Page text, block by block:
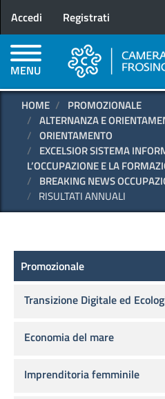
Menu profilo utente
Accedi Registrati
MENU
HOME
PROMOZIONALE
ALTERNANZA E
ORIENTAMENTO
EXCELSIOR SISTEMA
L’OCCUPAZIONE E LA
BREAKING NEWS
RISULTATI ANNUALI
Promozionale
Promozionale
Transizione Digitale ed
Economia del mare
Imprenditoria femminile